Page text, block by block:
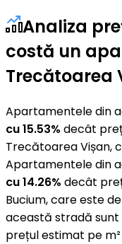
Analiza
costă un
Trecătoarea
Apartamentele din
cu 15.53% decât
Trecătoarea Vișan,
Apartamentele din
cu 14.26% decât
Bucium, care este
această stradă sunt
prețul estimat pe